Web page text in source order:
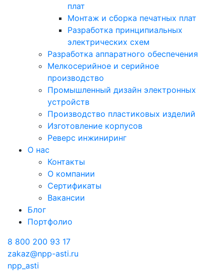
плат
Монтаж и сборка печатных плат
Разработка принципиальных
электрических схем
Разработка аппаратного обеспечения
Мелкосерийное и серийное
производство
Промышленный дизайн электронных
устройств
Производство пластиковых изделий
Изготовление корпусов
Реверс инжиниринг
О нас
Контакты
О компании
Сертификаты
Вакансии
Блог
Портфолио
8 800 200 93 17
zakaz@npp-asti.ru
npp_asti